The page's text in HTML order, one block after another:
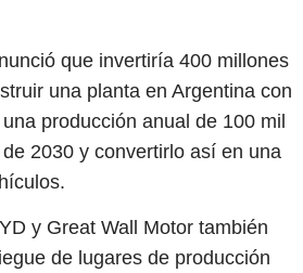
que invertiría 400 millones
una planta en Argentina con
producción anual de 100 mil
2030 y convertirlo así en una
y Great Wall Motor también
de lugares de producción